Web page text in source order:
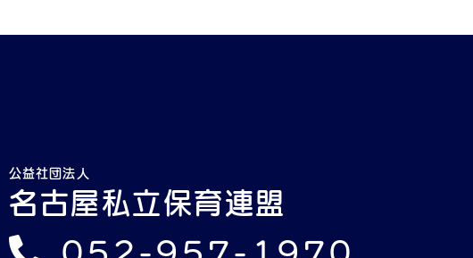
公益社団法人
名古屋私立保育連盟
052-957-1970